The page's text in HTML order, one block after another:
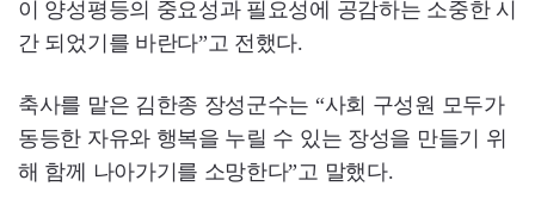
이 양성평등의 중요성과 필요성에 공감하는 소중한 시
간 되었기를 바란다”고 전했다.
축사를 맡은 김한종 장성군수는 “사회 구성원 모두가
동등한 자유와 행복을 누릴 수 있는 장성을 만들기 위
해 함께 나아가기를 소망한다”고 말했다.